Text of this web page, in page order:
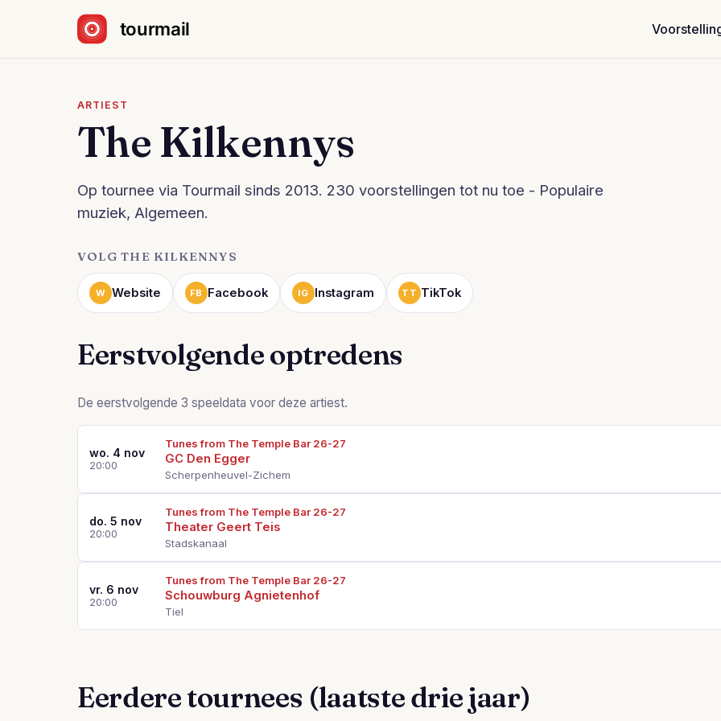
ARTIEST
The Kilkennys
Op tournee via Tourmail sinds 2013. 230 voorstellingen tot nu toe - Populaire
muziek, Algemeen.
VOLG THE KILKENNYS
W Website FB Facebook IG Instagram TT TikTok
Eerstvolgende optredens
De eerstvolgende 3 speeldata voor deze artiest.
wo. 4 nov
20:00
Tunes from The Temple Bar 26-27
GC Den Egger
Scherpenheuvel-Zichem
do. 5 nov
20:00
Tunes from The Temple Bar 26-27
Theater Geert Teis
Stadskanaal
vr. 6 nov
20:00
Tunes from The Temple Bar 26-27
Schouwburg Agnietenhof
Tiel
Eerdere tournees (laatste drie jaar)